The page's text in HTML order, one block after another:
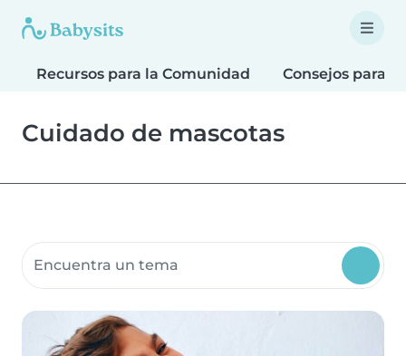
Recursos para la Comunidad Consejos para
Cuidado de mascotas
Buscar recursos para la comunidad